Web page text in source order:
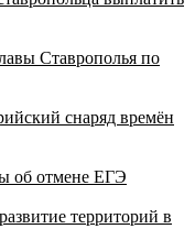
Ставрополья по
снаряд времён
об отмене ЕГЭ
территорий в